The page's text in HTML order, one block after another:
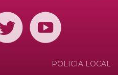
POLICIA LOCAL